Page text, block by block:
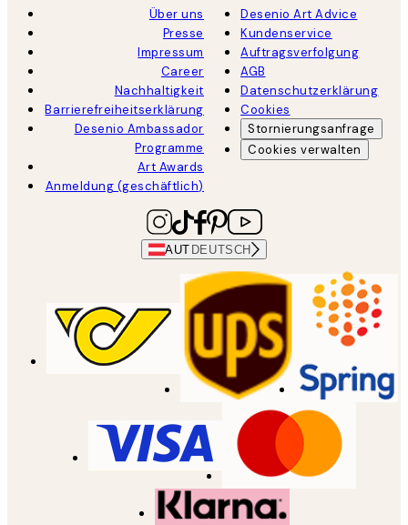
Über uns
Presse
Impressum
Career
Nachhaltigkeit
Barrierefreiheitserklärung
Desenio Ambassador
Programme
Art Awards
Anmeldung (geschäftlich)
Desenio Art Advice
Kundenservice
Auftragsverfolgung
AGB
Datenschutzerklärung
Cookies
Stornierungsanfrage
Cookies verwalten
AUT DEUTSCH